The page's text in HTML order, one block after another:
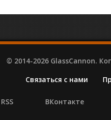
© 2014-2026 GlassCannon.
Связаться с нами
RSS ВКонтакте